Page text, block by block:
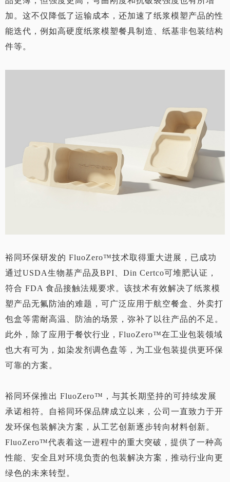
加。这不仅降低了运输成本，还加速了纸浆模塑产品的性
能迭代，例如高硬度纸浆模塑餐具制造、纸基非包装结构
件等。
裕同环保研发的 FluoZero™技术取得重大进展，已成功
通过USDA生物基产品及BPI、Din Certco可堆肥认证，
符合 FDA 食品接触法规要求。该技术有效解决了纸浆模
塑产品无氟防油的难题，可广泛应用于航空餐盒、外卖打
包盒等需耐高温、防油的场景，弥补了以往产品的不足。
此外，除了应用于餐饮行业，FluoZero™在工业包装领域
也大有可为，如染发剂调色盘等，为工业包装提供更环保
可靠的方案。
裕同环保推出 FluoZero™，与其长期坚持的可持续发展
承诺相符。自裕同环保品牌成立以来，公司一直致力于开
发环保包装解决方案，从工艺创新逐步转向材料创新。
FluoZero™代表着这一进程中的重大突破，提供了一种高
性能、安全且对环境负责的包装解决方案，推动行业向更
绿色的未来转型。